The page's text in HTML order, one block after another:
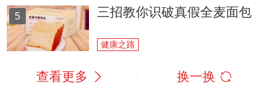
5 三招教你识破真假全麦面包
健康之路
查看更多 换一换